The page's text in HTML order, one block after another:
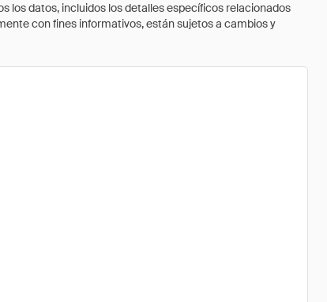
los datos, incluidos los detalles específicos relacionados
con fines informativos, están sujetos a cambios y